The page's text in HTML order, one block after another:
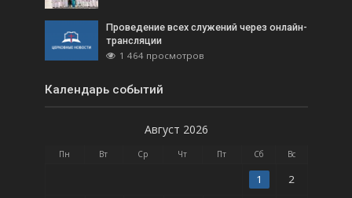
Проведение всех служений через онлайн-
трансляции
1 464 просмотров
Календарь событий
Август 2026
Пн Вт Ср Чт Пт Сб Вс
1 2